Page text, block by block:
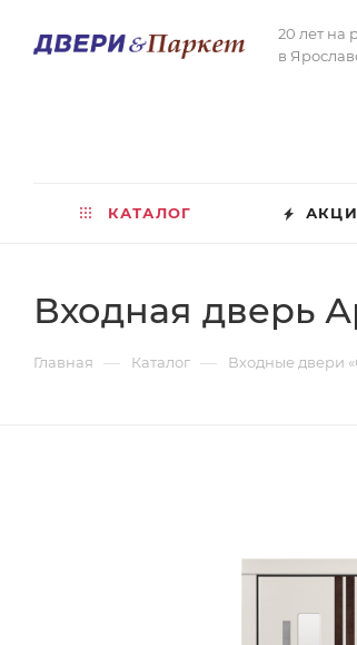
20 лет на
в
КАТАЛОГ
Входная дверь
Главная — Каталог — Входные двери